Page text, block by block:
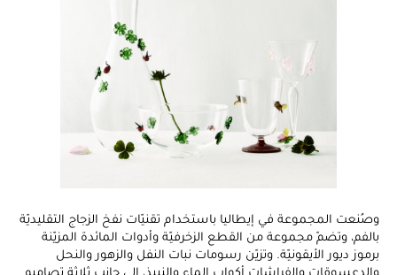
وصُنعت المجموعة في إيطاليا باستخدام تقنيّات نفخ الزجاج التقليديّة
بالفم، وتضمّ مجموعة من القطع الزخرفيّة وأدوات المائدة المزيّنة
برموز ديور الأيقونيّة. وتزيّن رسومات نبات النفل والزهور والنحل